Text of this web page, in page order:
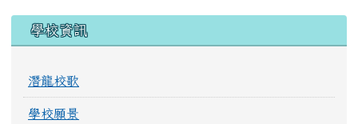
學校資訊
潛龍校歌
學校願景